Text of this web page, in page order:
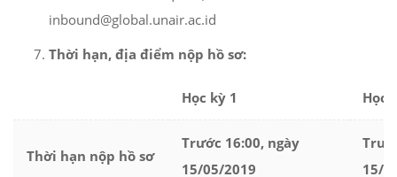
inbound@global.unair.ac.id
Thời hạn, địa điểm nộp hồ sơ:
Học kỳ 1 Học
Thời hạn nộp hồ sơ
Trước 16:00, ngày
15/05/2019
15/